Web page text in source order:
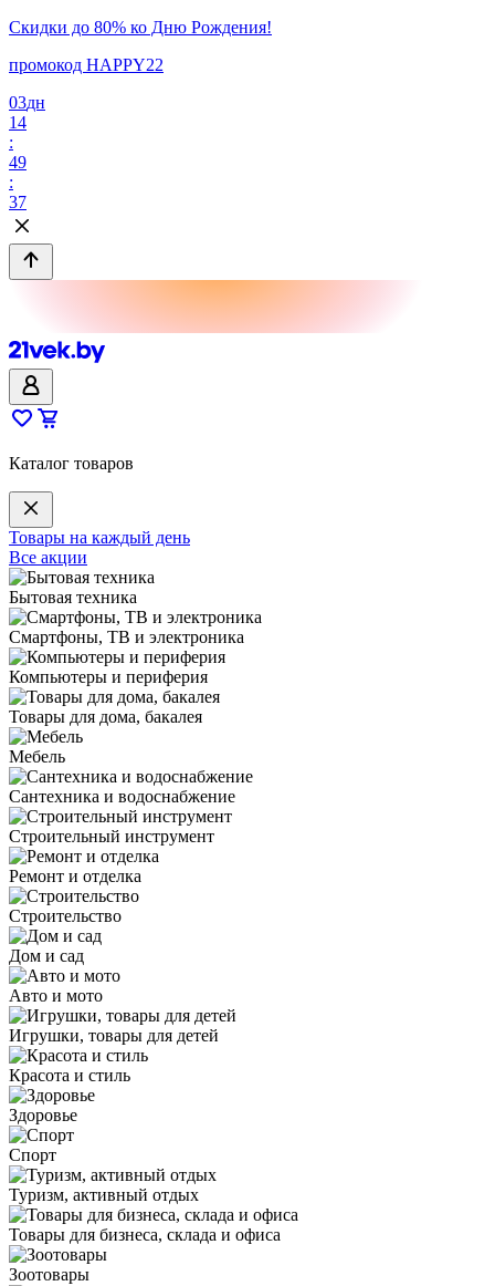
Скидки до 80% ко Дню Рождения!
промокод HAPPY22
03дн
14
:
49
:
37
Каталог товаров
Товары на каждый день
Все акции
Бытовая техника
Смартфоны, ТВ и электроника
Компьютеры и периферия
Товары для дома, бакалея
Мебель
Сантехника и водоснабжение
Строительный инструмент
Ремонт и отделка
Строительство
Дом и сад
Авто и мото
Игрушки, товары для детей
Красота и стиль
Здоровье
Спорт
Туризм, активный отдых
Товары для бизнеса, склада и офиса
Зоотовары